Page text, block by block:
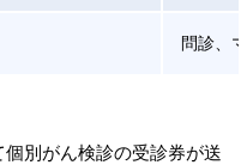
問診、
別がん検診の受診券が送